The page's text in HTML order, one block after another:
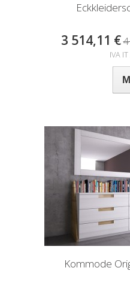
3 514,11 €
IVA
Kommode